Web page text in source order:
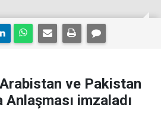
ve Pakistan
imzaladı